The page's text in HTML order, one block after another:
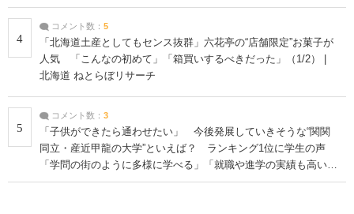
4
コメント数： 5
「北海道土産としてもセンス抜群」六花亭の“店舗限定”お菓子が
人気 「こんなの初めて」「箱買いするべきだった」（1/2） |
北海道 ねとらぼリサーチ
5
コメント数： 3
「子供ができたら通わせたい」 今後発展していきそうな“関関
同立・産近甲龍の大学”といえば？ ランキング1位に学生の声
「学問の街のように多様に学べる」「就職や進学の実績も高い」
| 大学 ねとらぼリサーチ